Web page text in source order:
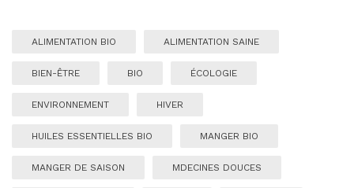
ALIMENTATION BIO ALIMENTATION SAINE
BIEN-ÊTRE BIO ÉCOLOGIE
ENVIRONNEMENT HIVER
HUILES ESSENTIELLES BIO MANGER BIO
MANGER DE SAISON MDECINES DOUCES